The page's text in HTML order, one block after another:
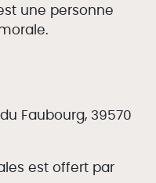
une personne
Faubourg, 39570
est offert par